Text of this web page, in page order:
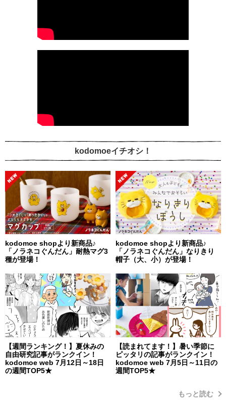
kodomoeイチオシ！
kodomoe shopより新商品♪
「ノラネコぐんだん」耐熱マグ3
種が登場！
kodomoe shopより新商品♪
「ノラネコぐんだん」なりきり
帽子（大、小）が登場！
【週間ランキング！】夏休みの
自由研究記事がランクイン！
kodomoe web 7月12日～18日
の週間TOP5★
【読まれてます！】暑い季節に
ピッタリの記事がランクイン！
kodomoe web 7月5日～11日の
週間TOP5★
もっと読む